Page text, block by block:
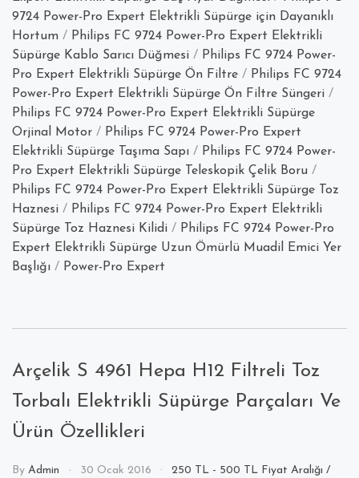
9724 Power-Pro Expert Elektrikli Süpürge için Dayanıklı
Hortum / Philips FC 9724 Power-Pro Expert Elektrikli
Süpürge Kablo Sarıcı Düğmesi / Philips FC 9724 Power-
Pro Expert Elektrikli Süpürge Ön Filtre / Philips FC 9724
Power-Pro Expert Elektrikli Süpürge Ön Filtre Süngeri /
Philips FC 9724 Power-Pro Expert Elektrikli Süpürge
Orjinal Motor / Philips FC 9724 Power-Pro Expert
Elektrikli Süpürge Taşıma Sapı / Philips FC 9724 Power-
Pro Expert Elektrikli Süpürge Teleskopik Çelik Boru /
Philips FC 9724 Power-Pro Expert Elektrikli Süpürge Toz
Haznesi / Philips FC 9724 Power-Pro Expert Elektrikli
Süpürge Toz Haznesi Kilidi / Philips FC 9724 Power-Pro
Expert Elektrikli Süpürge Uzun Ömürlü Muadil Emici Yer
Başlığı / Power-Pro Expert
Arçelik S 4961 Hepa H12 Filtreli Toz
Torbalı Elektrikli Süpürge Parçaları Ve
Ürün Özellikleri
By Admin 30 Ocak 2016 250 TL - 500 TL Fiyat Aralığı /